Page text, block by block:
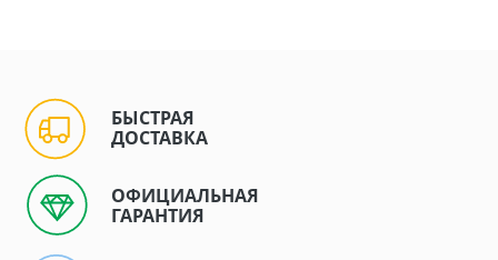
БЫСТРАЯ
ДОСТАВКА
ОФИЦИАЛЬНАЯ
ГАРАНТИЯ